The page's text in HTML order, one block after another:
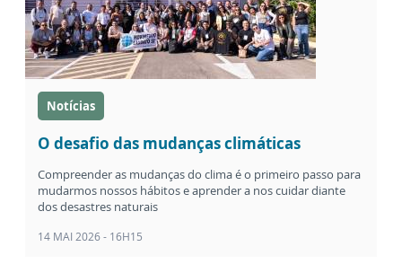
Notícias
O desafio das mudanças climáticas
Compreender as mudanças do clima é o primeiro passo para
mudarmos nossos hábitos e aprender a nos cuidar diante
dos desastres naturais
14 MAI 2026 - 16H15